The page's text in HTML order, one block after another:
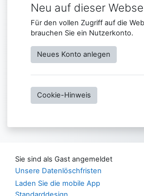
Neu auf dieser
Für den vollen Zugriff auf die
brauchen Sie ein Nutzerkonto.
Neues Konto anlegen
Cookie-Hinweis
Sie sind als Gast angemeldet
Unsere Datenlöschfristen
Laden Sie die mobile App